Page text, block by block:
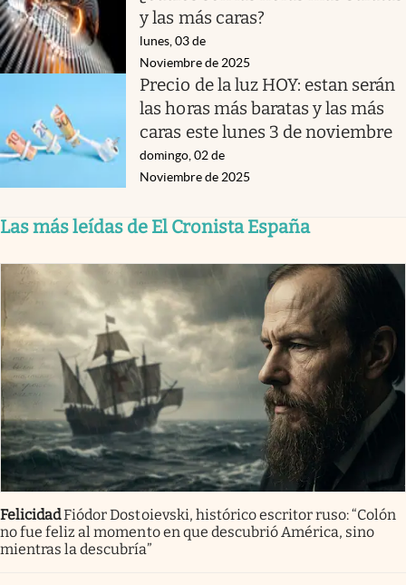
y las más caras?
lunes, 03 de
Noviembre de 2025
Precio de la luz HOY: estan serán
las horas más baratas y las más
caras este lunes 3 de noviembre
domingo, 02 de
Noviembre de 2025
Las más leídas de El Cronista España
FelicidadFiódor Dostoievski, histórico escritor ruso: “Colón
no fue feliz al momento en que descubrió América, sino
mientras la descubría”